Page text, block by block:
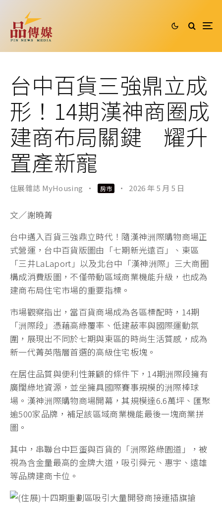
台中百貨三強鼎立成
形！14期漢神商圈成
建商布局關鍵 耀升
置產新寵
住展雜誌 MyHousing · 房市 · 2026 年 5 月 5 日
文／謝曉菁
台中邁入百貨三強鼎立時代！隨漢神洲際購物商場正
式營運，台中百貨版圖由「七期新光遠百」、東區
「三井LaLaport」以及北台中「漢神洲際」三大商圈
構成消費版圖，不僅帶動區域商業機能升級，也成為
建商布局住宅市場的重要指標。
市場觀察指出，當百貨商場成為各區標配時，14期
「洲際段」憑藉高綠覆率、低建蔽率與國際運動氛
圍，展現出不同於七期與東區的時尚生活質感，成為
新一代菁英階層首選的高級住宅板塊。
在居住品質與便利性兼顧的條件下，14期洲際段擁有
廣闊綠地資源，並坐擁具國際賽事規模的洲際棒球
場。漢神洲際購物商場開幕，其規模達6.6萬坪、匯聚
逾500家品牌，補足該區域商業機能最後一塊商業拼
圖。
其中，串聯台中巨蛋與百貨的「洲際路綠園道」，被
視為含金量最高的金牌大道，吸引舜元、惠宇、遠雄
等品牌建商卡位。